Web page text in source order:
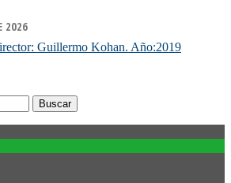
2026
Guillermo Kohan. Año:2019